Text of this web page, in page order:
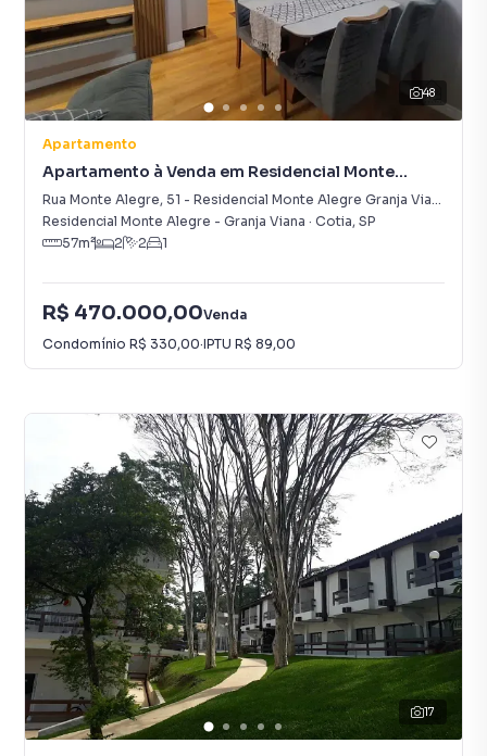
48
Apartamento
Apartamento à Venda em Residencial Monte
Alegre Granja Viana
Rua Monte Alegre, 51 - Residencial Monte Alegre Granja Viana
Residencial Monte Alegre - Granja Viana · Cotia, SP
57m² 2 2 1
R$ 470.000,00Venda
Condomínio R$ 330,00·IPTU R$ 89,00
17